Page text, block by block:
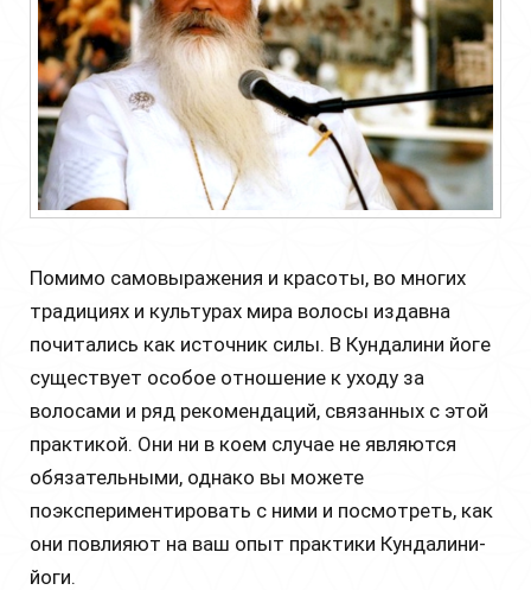
Помимо самовыражения и красоты, во многих
традициях и культурах мира волосы издавна
почитались как источник силы. В Кундалини йоге
существует особое отношение к уходу за
волосами и ряд рекомендаций, связанных с этой
практикой. Они ни в коем случае не являются
обязательными, однако вы можете
поэкспериментировать с ними и посмотреть, как
они повлияют на ваш опыт практики Кундалини-
йоги.